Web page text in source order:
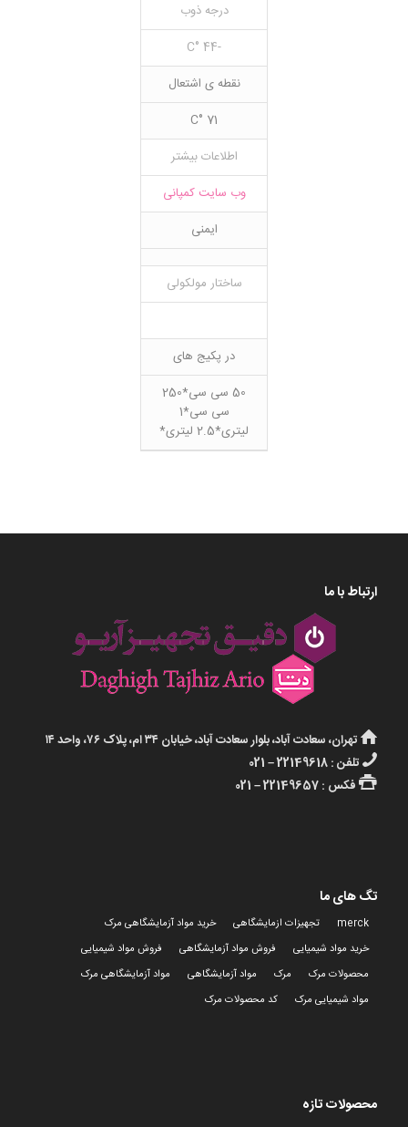
درجه ذوب
-44 °C
نقطه ی اشتعال
71 °C
اطلاعات بیشتر
وب سایت کمپانی
ایمنی
ساختار مولکولی
در پکیج های
50 سی سی*250
سی سی*1
لیتری*2.5 لیتری*
ارتباط با ما
تهران، سعادت آباد، بلوار سعادت آباد، خیابان ۳۴ ام، پلاک ۷۶، واحد ۱۴
تلفن : 22149618 – 021
فکس : 22149657 – 021
تگ های ما
merck تجهیزات ازمایشگاهی
خرید مواد آزمایشگاهی مرک
خرید مواد شیمیایی
فروش مواد آزمایشگاهی
فروش مواد شیمیایی
محصولات مرک
مرک مواد آزمایشگاهی
مواد آزمایشگاهی مرک
مواد شیمیایی مرک
کد محصولات مرک
محصولات تازه